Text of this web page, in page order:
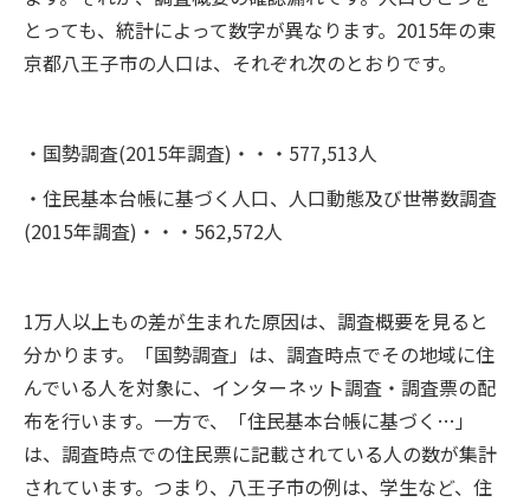
とっても、統計によって数字が異なります。2015年の東
京都八王子市の人口は、それぞれ次のとおりです。
・国勢調査(2015年調査)・・・577,513人
・住民基本台帳に基づく人口、人口動態及び世帯数調査
(2015年調査)・・・562,572人
1万人以上もの差が生まれた原因は、調査概要を見ると
分かります。「国勢調査」は、調査時点でその地域に住
んでいる人を対象に、インターネット調査・調査票の配
布を行います。一方で、「住民基本台帳に基づく…」
は、調査時点での住民票に記載されている人の数が集計
されています。つまり、八王子市の例は、学生など、住